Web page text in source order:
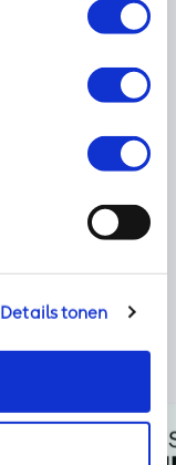
Details tonen